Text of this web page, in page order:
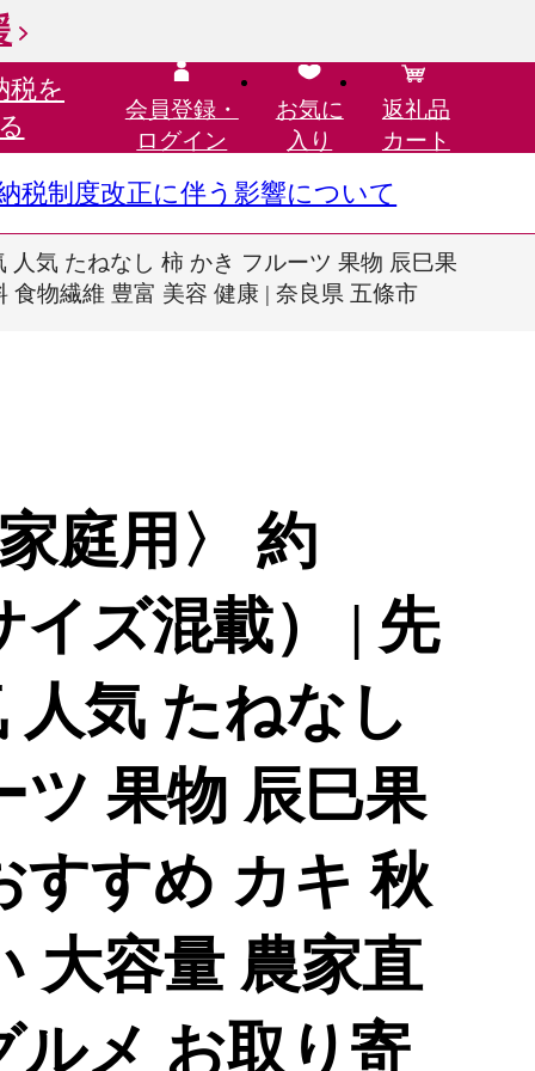
税を
会員登録・
ログイン
お気に
入り
返礼品
カート
税制度改正に伴う影響について
気 たねなし 柿 かき フルーツ 果物 辰巳果
物繊維 豊富 美容 健康 | 奈良県 五條市
庭用〉 約
イズ混載） | 先
人気 たねなし
ツ 果物 辰巳果
すすめ カキ 秋
大容量 農家直
ルメ お取り寄